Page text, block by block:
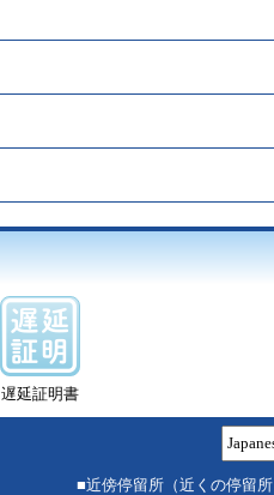
遅延証明書
■近傍停留所（近くの停留